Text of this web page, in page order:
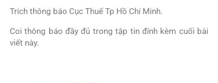
Trích thông báo Cục Thuế Tp Hồ Chí Minh.
Coi thông báo đầy đủ trong tập tin đính kèm cuối bài
viết này.